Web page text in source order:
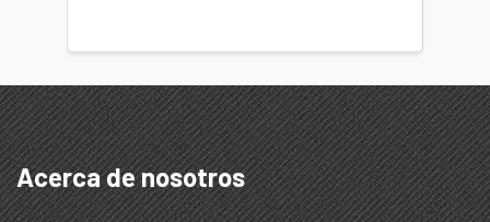
Acerca de nosotros